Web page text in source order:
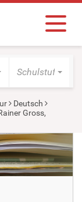
Schulstufe
Deutsch
Gross,